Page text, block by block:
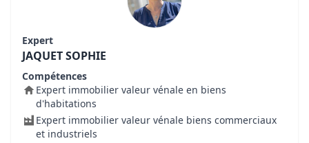
Expert
JAQUET SOPHIE
Compétences
Expert immobilier valeur vénale en biens
d'habitations
Expert immobilier valeur vénale biens commerciaux
et industriels